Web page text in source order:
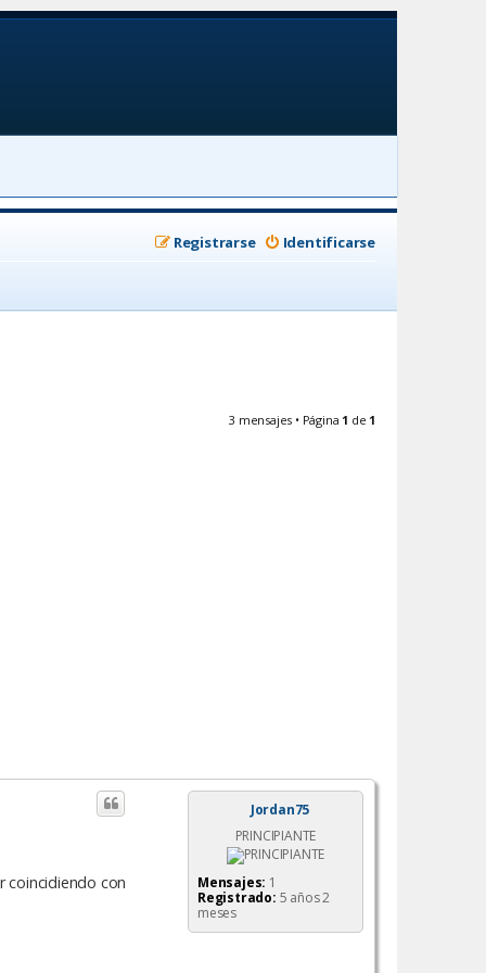
Identificarse
Registrarse
3 mensajes • Página 1 de 1
Jordan75
PRINCIPIANTE
Mensajes: 1
Registrado: 5 años 2
meses
coincidiendo con